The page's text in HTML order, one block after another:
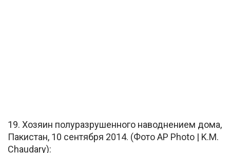
19. Хозяин полуразрушенного наводнением дома,
Пакистан, 10 сентября 2014. (Фото AP Photo | K.M.
Chaudary):